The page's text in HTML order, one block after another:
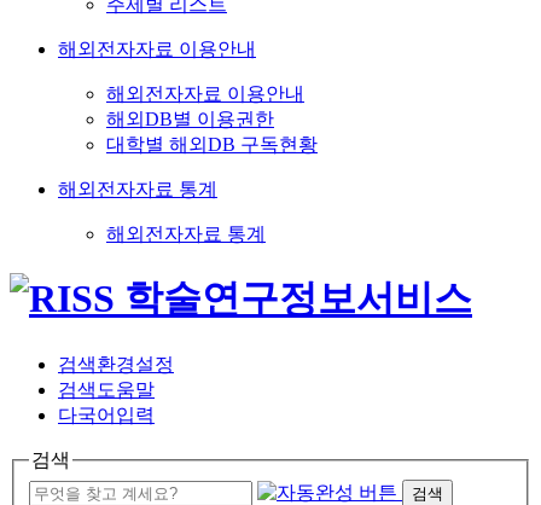
주제별 리스트
해외전자자료 이용안내
해외전자자료 이용안내
해외DB별 이용권한
대학별 해외DB 구독현황
해외전자자료 통계
해외전자자료 통계
검색환경설정
검색도움말
다국어입력
검색
검색